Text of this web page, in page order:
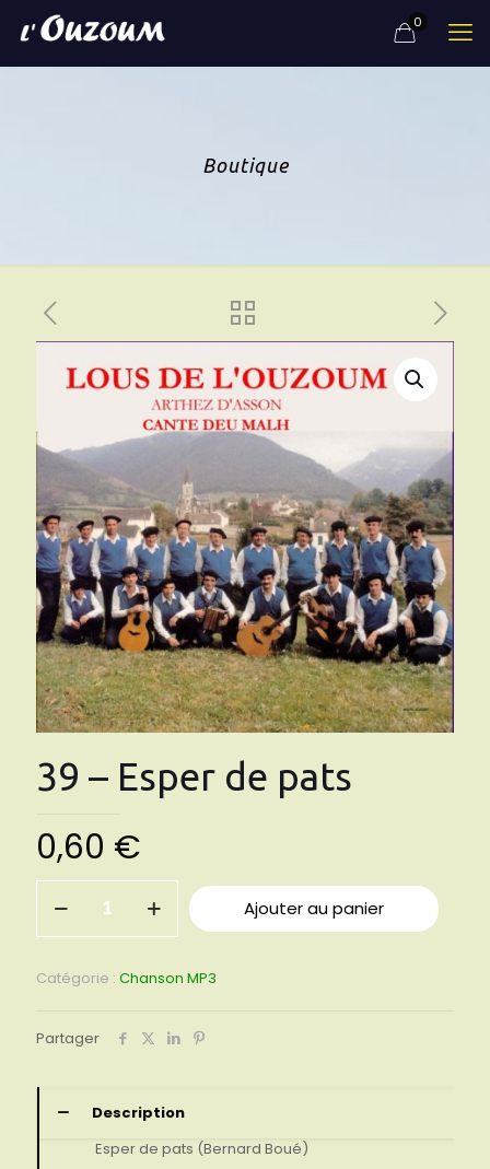
0
Boutique
39 – Esper de pats
0,60 €
Esper
Ajouter au panier
Catégorie : Chanson MP3
Partager
Description
Esper de pats (Bernard Boué)